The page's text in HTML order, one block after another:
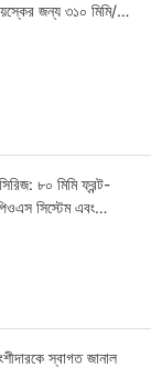
জন্য ৩১০ মিমি/
৮০ মিমি ফ্রন্ট-
সিস্টেম এবং
স্বাগত জানাল